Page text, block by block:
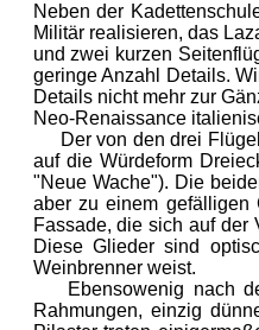
Neben der
Militär realisieren, das
und zwei kurzen
geringe Anzahl Details.
Details nicht mehr zur
Neo-Renaissance
Der von den drei
auf die Würdeform
"Neue Wache"). Die
aber zu einem gefälligen
Fassade, die sich auf
Diese Glieder sind
Weinbrenner weist.
Ebensowenig nach
Rahmungen, einzig